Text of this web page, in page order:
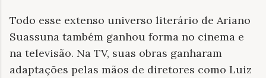
Todo esse extenso universo literário de Ariano
Suassuna também ganhou forma no cinema e
na televisão. Na TV, suas obras ganharam
adaptações pelas mãos de diretores como Luiz